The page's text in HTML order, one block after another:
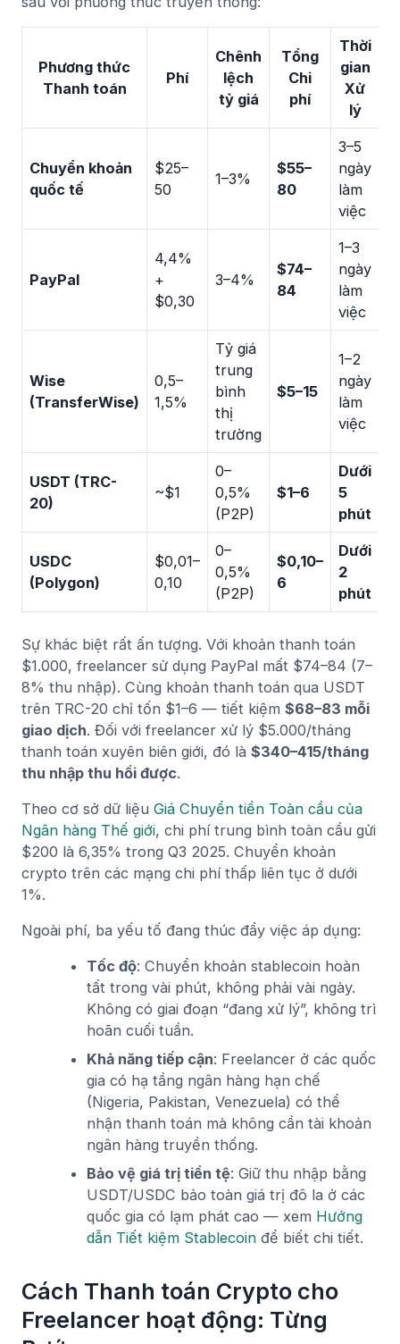
Phương thức
Thanh toán
Phí
Chênh
lệch
tỷ giá
Tổng
Chi
phí
Thời
gian
Xử
lý
Chuyển khoản
quốc tế
$25–
50
1–3%
$55–
80
3–5
ngày
làm
việc
PayPal
4,4%
+
$0,30
3–4%
$74–
84
1–3
ngày
làm
việc
Wise
(TransferWise)
0,5–
1,5%
Tỷ giá
trung
bình
thị
trường
$5–15
1–2
ngày
làm
việc
USDT (TRC-
20)
~$1
0–
0,5%
(P2P)
$1–6
Dưới
5
phút
USDC
(Polygon)
$0,01–
0,10
0–
0,5%
(P2P)
$0,10–
6
Dưới
2
phút
Sự khác biệt rất ấn tượng. Với khoản thanh toán
$1.000, freelancer sử dụng PayPal mất $74–84 (7–
8% thu nhập). Cùng khoản thanh toán qua USDT
trên TRC-20 chỉ tốn $1–6 — tiết kiệm $68–83 mỗi
giao dịch. Đối với freelancer xử lý $5.000/tháng
thanh toán xuyên biên giới, đó là $340–415/tháng
thu nhập thu hồi được.
Theo cơ sở dữ liệu Giá Chuyển tiền Toàn cầu của
Ngân hàng Thế giới, chi phí trung bình toàn cầu gửi
$200 là 6,35% trong Q3 2025. Chuyển khoản
crypto trên các mạng chi phí thấp liên tục ở dưới
1%.
Ngoài phí, ba yếu tố đang thúc đẩy việc áp dụng:
Tốc độ: Chuyển khoản stablecoin hoàn
tất trong vài phút, không phải vài ngày.
Không có giai đoạn “đang xử lý”, không trì
hoãn cuối tuần.
Khả năng tiếp cận: Freelancer ở các quốc
gia có hạ tầng ngân hàng hạn chế
(Nigeria, Pakistan, Venezuela) có thể
nhận thanh toán mà không cần tài khoản
ngân hàng truyền thống.
Bảo vệ giá trị tiền tệ: Giữ thu nhập bằng
USDT/USDC bảo toàn giá trị đô la ở các
quốc gia có lạm phát cao — xem Hướng
dẫn Tiết kiệm Stablecoinđể biết chi tiết.
Cách Thanh toán Crypto cho
Freelancer hoạt động: Từng